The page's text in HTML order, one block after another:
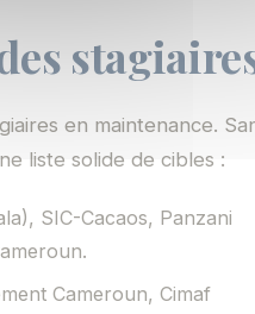
en maintenance.
liste solide de cibles :
SIC-Cacaos, Panzani
Cameroun, Cimaf